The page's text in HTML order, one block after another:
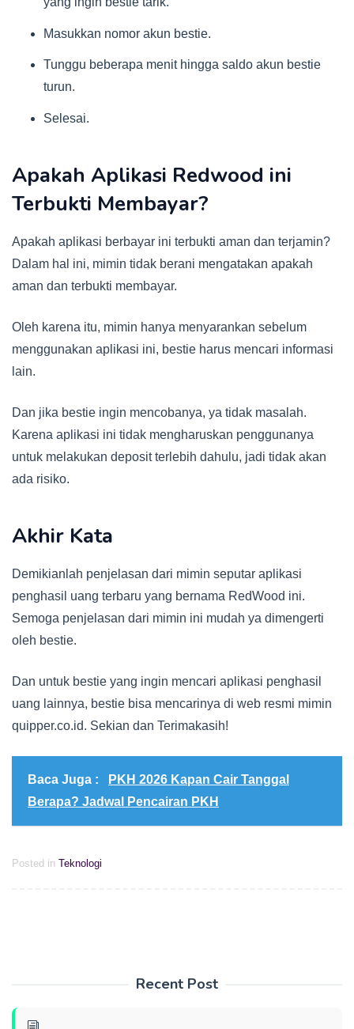
Masukkan nomor akun bestie.
Tunggu beberapa menit hingga saldo akun bestie
turun.
Selesai.
Apakah Aplikasi Redwood ini
Terbukti Membayar?
Apakah aplikasi berbayar ini terbukti aman dan terjamin?
Dalam hal ini, mimin tidak berani mengatakan apakah
aman dan terbukti membayar.
Oleh karena itu, mimin hanya menyarankan sebelum
menggunakan aplikasi ini, bestie harus mencari informasi
lain.
Dan jika bestie ingin mencobanya, ya tidak masalah.
Karena aplikasi ini tidak mengharuskan penggunanya
untuk melakukan deposit terlebih dahulu, jadi tidak akan
ada risiko.
Akhir Kata
Demikianlah penjelasan dari mimin seputar aplikasi
penghasil uang terbaru yang bernama RedWood ini.
Semoga penjelasan dari mimin ini mudah ya dimengerti
oleh bestie.
Dan untuk bestie yang ingin mencari aplikasi penghasil
uang lainnya, bestie bisa mencarinya di web resmi mimin
quipper.co.id. Sekian dan Terimakasih!
Baca Juga :
PKH 2026 Kapan Cair Tanggal
Berapa? Jadwal Pencairan PKH
Posted in Teknologi
Recent Post